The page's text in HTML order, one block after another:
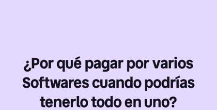
¿Por qué pagar por varios
Softwares cuando podrías
tenerlo todo en uno?